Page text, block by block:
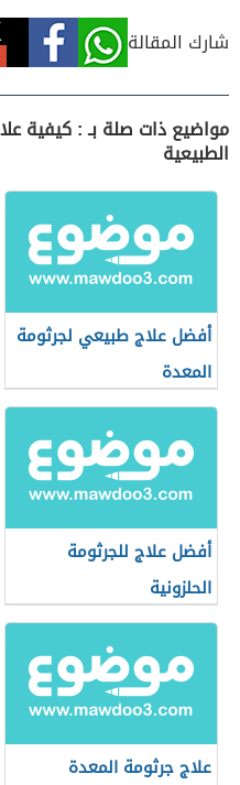
شارك المقالة
مواضيع ذات صلة بـ : كيفية
الطبيعية
أفضل علاج طبيعي لجرثومة
المعدة
أفضل علاج للجرثومة
الحلزونية
علاج جرثومة المعدة